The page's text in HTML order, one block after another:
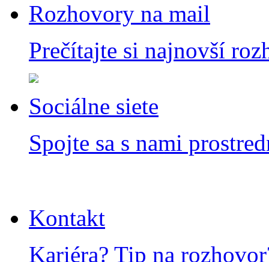
Rozhovory na mail
Prečítajte si najnovší
Sociálne siete
Spojte sa s nami
Kontakt
Kariéra? Tip na